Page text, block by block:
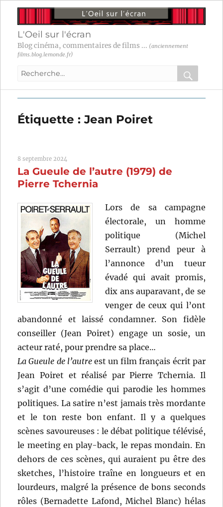
L'Oeil sur l'écran
Blog cinéma, commentaires de films ... (anciennement
films.blog.lemonde.fr)
Recherche
:
OK
Étiquette :Jean Poiret
8 septembre 2024
La Gueule de l’autre (1979) de
Pierre Tchernia
Lors de sa campagne
électorale, un homme
politique (Michel
Serrault) prend peur à
l’annonce d’un tueur
évadé qui avait promis,
dix ans auparavant, de se
venger de ceux qui l’ont
abandonné et laissé condamner. Son fidèle
conseiller (Jean Poiret) engage un sosie, un
acteur raté, pour prendre sa place…
La Gueule de l’autreest un film français écrit par
Jean Poiret et réalisé par Pierre Tchernia. Il
s’agit d’une comédie qui parodie les hommes
politiques. La satire n’est jamais très mordante
et le ton reste bon enfant. Il y a quelques
scènes savoureuses : le débat politique télévisé,
le meeting en play-back, le repas mondain. En
dehors de ces scènes, qui auraient pu être des
sketches, l’histoire traîne en longueurs et en
lourdeurs, malgré la présence de bons seconds
rôles (Bernadette Lafond, Michel Blanc) hélas